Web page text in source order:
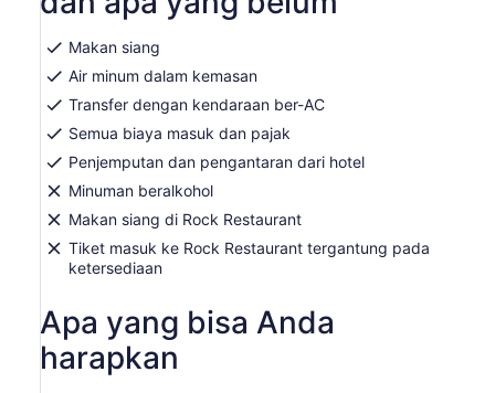
lebih
dengan
memilih
lebih
dari
2
orang
dewasa
Makan siang
Air minum dalam kemasan
Transfer dengan kendaraan ber-AC
Semua biaya masuk dan pajak
Penjemputan dan pengantaran dari hotel
Minuman beralkohol
Makan siang di Rock Restaurant
Tiket masuk ke Rock Restaurant tergantung pada
ketersediaan
Apa yang bisa Anda
harapkan